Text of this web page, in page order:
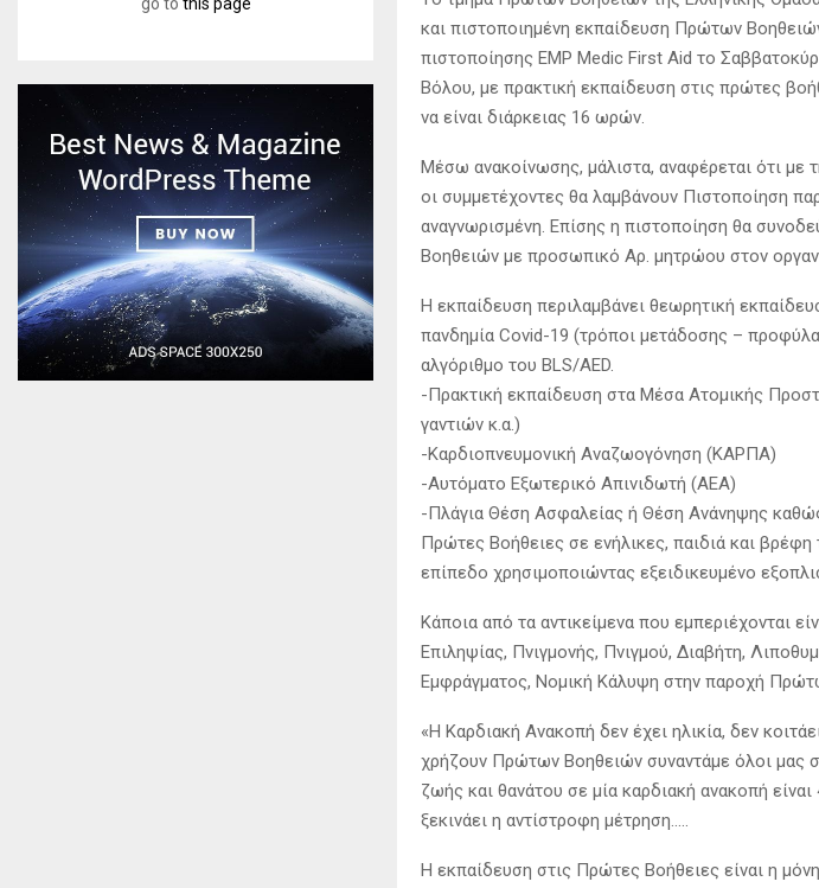
και πιστοποιημένη εκπαίδευση Πρώτων
πιστοποίησης EMP Medic First Aid το
Βόλου, με πρακτική εκπαίδευση στις πρώτες
να είναι διάρκειας 16 ωρών.
Μέσω ανακοίνωσης, μάλιστα, αναφέρεται ότι με
οι συμμετέχοντες θα λαμβάνουν Πιστοποίηση
αναγνωρισμένη. Επίσης η πιστοποίηση θα
Βοηθειών με προσωπικό Αρ. μητρώου στον
Η εκπαίδευση περιλαμβάνει θεωρητική
πανδημία Covid-19 (τρόποι μετάδοσης –
αλγόριθμο του BLS/AED.
-Πρακτική εκπαίδευση στα Μέσα Ατομικής
γαντιών κ.α.)
-Καρδιοπνευμονική Αναζωογόνηση (ΚΑΡΠΑ)
-Αυτόματο Εξωτερικό Απινιδωτή (ΑΕΑ)
-Πλάγια Θέση Ασφαλείας ή Θέση Ανάνηψης
Πρώτες Βοήθειες σε ενήλικες, παιδιά και
επίπεδο χρησιμοποιώντας εξειδικευμένο
Κάποια από τα αντικείμενα που εμπεριέχονται
Επιληψίας, Πνιγμονής, Πνιγμού, Διαβήτη,
Εμφράγματος, Νομική Κάλυψη στην παροχή
«Η Καρδιακή Ανακοπή δεν έχει ηλικία, δεν
χρήζουν Πρώτων Βοηθειών συναντάμε όλοι μας
ζωής και θανάτου σε μία καρδιακή ανακοπή
ξεκινάει η αντίστροφη μέτρηση…..
Η εκπαίδευση στις Πρώτες Βοήθειες είναι η
go to this page